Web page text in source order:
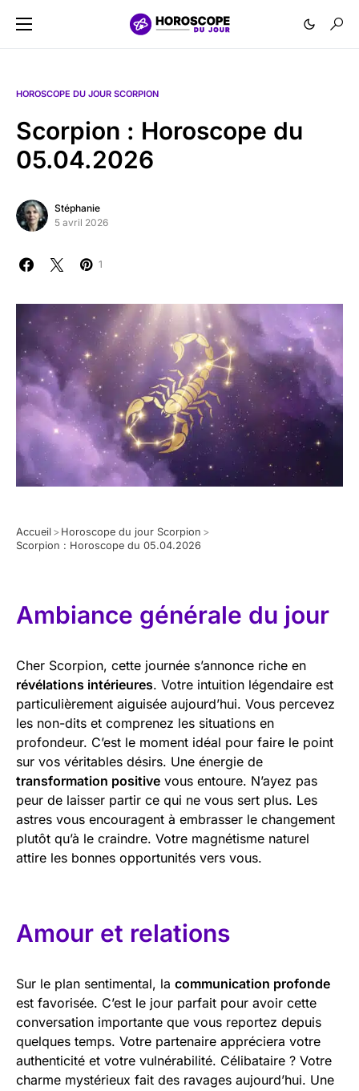
HOROSCOPE DU JOUR SCORPION
Scorpion : Horoscope du
05.04.2026
Stéphanie
5 avril 2026
1
Accueil > Horoscope du jour Scorpion >
Scorpion : Horoscope du 05.04.2026
Ambiance générale du jour
Cher Scorpion, cette journée s’annonce riche en
révélations intérieures. Votre intuition légendaire est
particulièrement aiguisée aujourd’hui. Vous percevez
les non-dits et comprenez les situations en
profondeur. C’est le moment idéal pour faire le point
sur vos véritables désirs. Une énergie de
transformation positive vous entoure. N’ayez pas
peur de laisser partir ce qui ne vous sert plus. Les
astres vous encouragent à embrasser le changement
plutôt qu’à le craindre. Votre magnétisme naturel
attire les bonnes opportunités vers vous.
Amour et relations
Sur le plan sentimental, la communication profonde
est favorisée. C’est le jour parfait pour avoir cette
conversation importante que vous reportez depuis
quelques temps. Votre partenaire appréciera votre
authenticité et votre vulnérabilité. Célibataire ? Votre
charme mystérieux fait des ravages aujourd’hui. Une